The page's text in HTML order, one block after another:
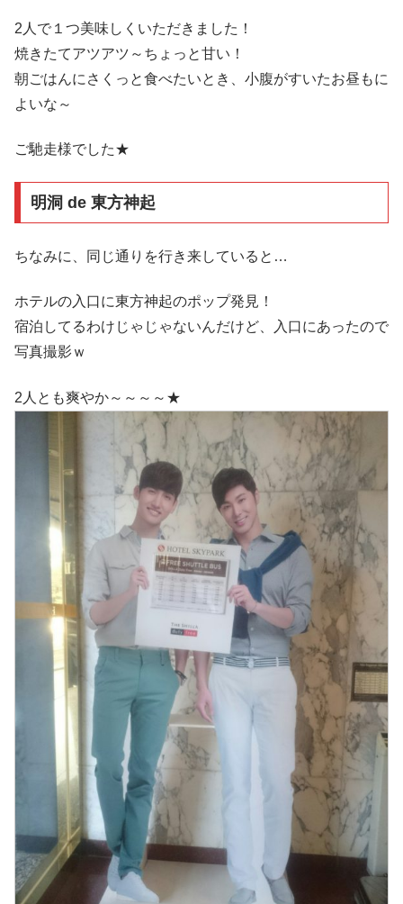
2人で１つ美味しくいただきました！
焼きたてアツアツ～ちょっと甘い！
朝ごはんにさくっと食べたいとき、小腹がすいたお昼もに
よいな～
ご馳走様でした★
明洞 de 東方神起
ちなみに、同じ通りを行き来していると…
ホテルの入口に東方神起のポップ発見！
宿泊してるわけじゃじゃないんだけど、入口にあったので
写真撮影ｗ
2人とも爽やか～～～～★